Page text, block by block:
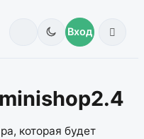
Вход
которая будет